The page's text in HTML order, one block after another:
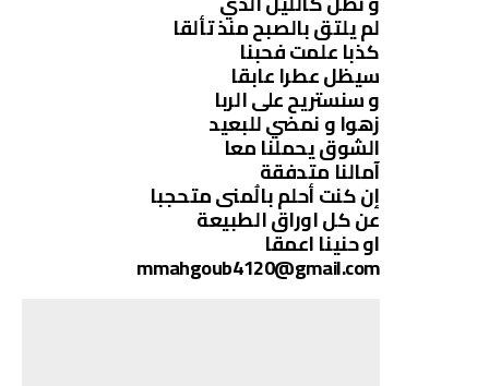
لم يلتق بالصبح منذ تألقا
كذبا علمت فحبنا
سيظل عطرا عابقا
و سنستريح على الربا
زهوا و نمضي للبعيد
الشوق يحملنا معا
آمالنا متدفقة
إن كنت أحلم بالُمنى متحجبا
عن كل اوراق الطبيعة
او حنينا اعمقا
mmahgoub4120@gmail.com